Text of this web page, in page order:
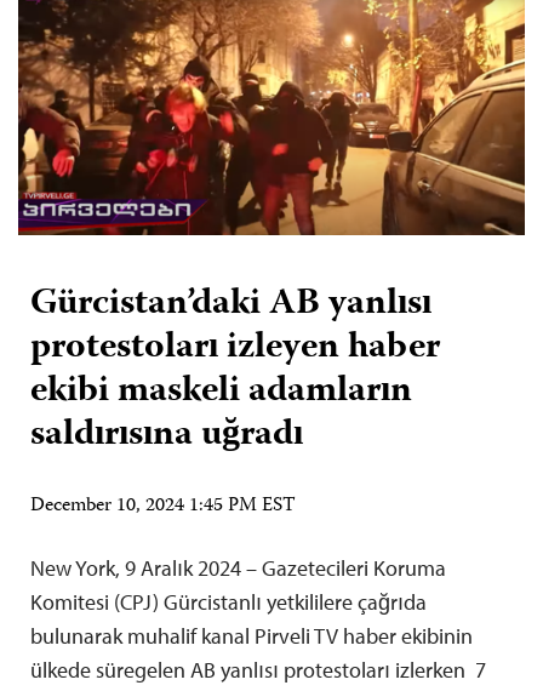
Gürcistan’daki AB yanlısı
protestoları izleyen haber
ekibi maskeli adamların
saldırısına uğradı
December 10, 2024 1:45 PM EST
New York, 9 Aralık 2024 – Gazetecileri Koruma
Komitesi (CPJ) Gürcistanlı yetkililere çağrıda
bulunarak muhalif kanal Pirveli TV haber ekibinin
ülkede süregelen AB yanlısı protestoları izlerken 7